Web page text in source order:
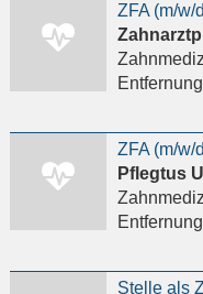
ZFA (m/w/
Pflegtus
Stelle als